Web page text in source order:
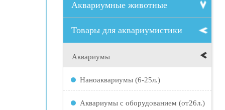
Аквариумные животные
Товары для аквариумистики
Аквариумы
Наноаквариумы (6-25л.)
Аквариумы с оборудованием (от26л.)